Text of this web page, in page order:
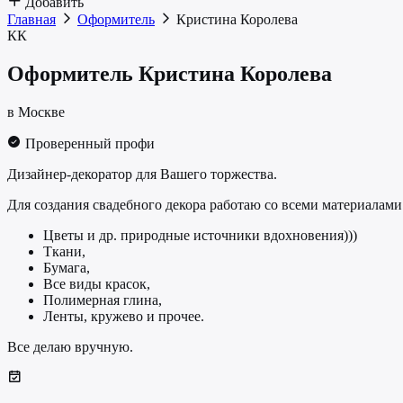
Главная
Оформитель
Кристина Королева
КК
Оформитель Кристина Королева
в Москве
Проверенный профи
Дизайнер-декоратор для Вашего торжества.
Для создания свадебного декора работаю со всеми
Цветы и др. природные источники вдохновения)))
Ткани,
Бумага,
Все виды красок,
Полимерная глина,
Ленты, кружево и прочее.
Все делаю вручную.